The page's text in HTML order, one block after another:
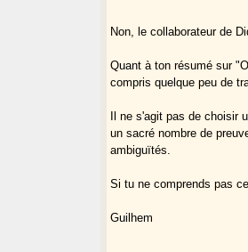
Non, le collaborateur de
Quant à ton résumé sur
compris quelque peu de
Il ne s'agit pas de choisir
un sacré nombre de
ambiguïtés.
Si tu ne comprends pas
Guilhem